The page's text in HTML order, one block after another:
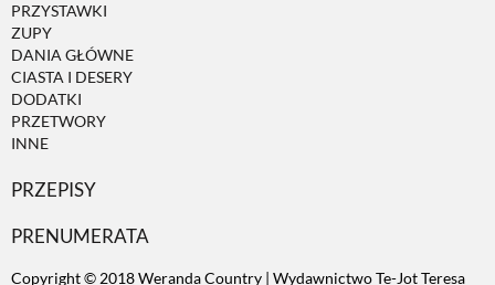
PRZYSTAWKI
ZUPY
DANIA GŁÓWNE
CIASTA I DESERY
DODATKI
PRZETWORY
INNE
PRZEPISY
PRENUMERATA
Copyright © 2018 Weranda Country | Wydawnictwo Te-Jot Teresa